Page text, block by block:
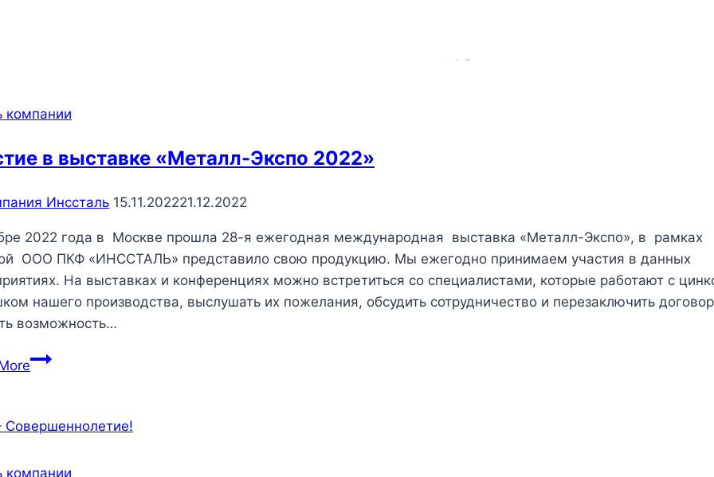
компании
в выставке «Металл-Экспо 2022»
Инссталь 15.11.202221.12.2022
2022 года в Москве прошла 28-я ежегодная международная выставка «Металл-Экспо», в рамках
ООО ПКФ «ИНССТАЛЬ» представило свою продукцию. Мы ежегодно принимаем участия в данных
На выставках и конференциях можно встретиться со специалистами, которые работают с
нашего производства, выслушать их пожелания, обсудить сотрудничество и перезаключить
возможность…
Участие
«Металл-
компании